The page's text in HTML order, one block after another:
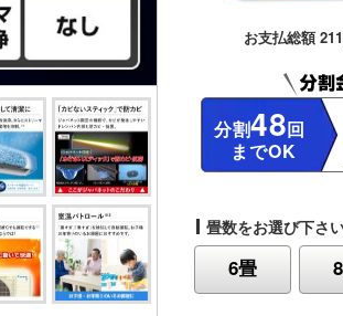
お支払総額
分割48回
までOK
畳数をお選び下さ
6畳